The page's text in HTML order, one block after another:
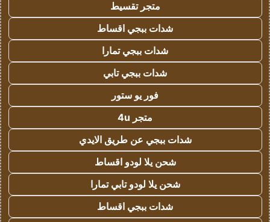
متجر تقسيط
شدات ببجي اقساط
شدات ببجي تمارا
شدات ببجي تابي
فور يو ستور
متجر 4u
شدات ببجي عن طريق الايدي
شحن يلا لودو اقساط
شحن يلا لودو تابي تمارا
شدات ببجي اقساط